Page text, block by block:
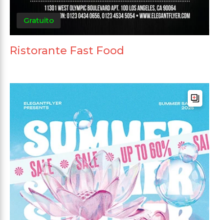
Gratuito
Ristorante Fast Food